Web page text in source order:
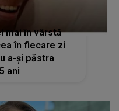
mai în vârstă
în fiecare zi
a-și păstra
ani